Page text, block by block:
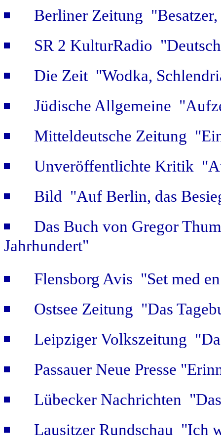
Berliner Zeitung
SR 2 KulturRadio
Die Zeit "Wodka,
Jüdische Allgemeine
Mitteldeutsche Zeitung
Unveröffentlichte Kritik
Bild "Auf Berlin, das
Das Buch von Gregor
Jahrhundert"
Flensborg Avis "Set med
Ostsee Zeitung "Das
Leipziger Volkszeitung
Passauer Neue Presse
Lübecker Nachrichten
Lausitzer Rundschau "Ich